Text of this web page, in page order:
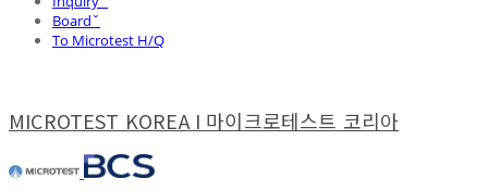
Boardˇ
To Microtest H/Q
MICROTEST KOREA I 마이크로테스트 코리아